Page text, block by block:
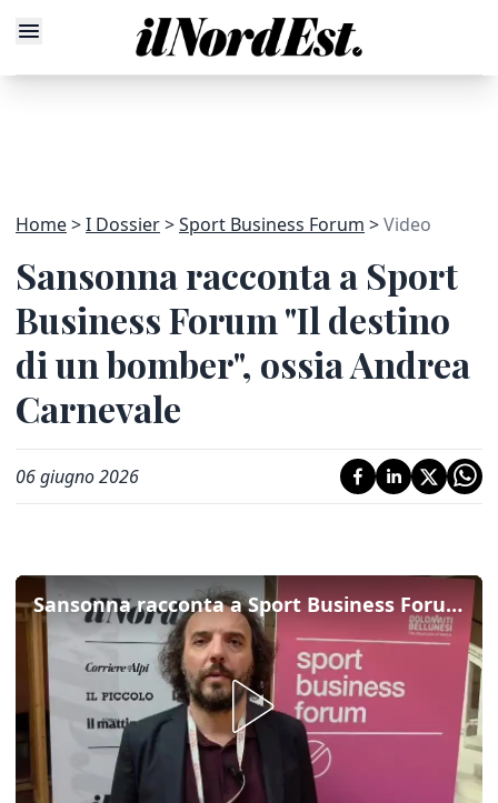
Home I Dossier Sport Business Forum Video
Sansonna racconta a Sport
Business Forum "Il destino
di un bomber", ossia Andrea
Carnevale
06 giugno 2026
Sansonna racconta a Sport Business Forum "Il destino di un bomber", ossia Andrea Carnevale